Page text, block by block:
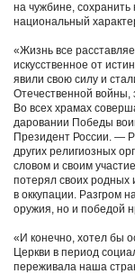
на чужбине, сохранить
национальный
«Жизнь все
искусственное от
явили свою силу и
Отечественной войны,
Во всех храмах
даровании Победы
Президент России. ―
других религиозных
словом и своим
потерял своих родных
в оккупации. Разгром
оружия, но и победой
«И конечно, хотел бы
Церкви в период
переживала наша